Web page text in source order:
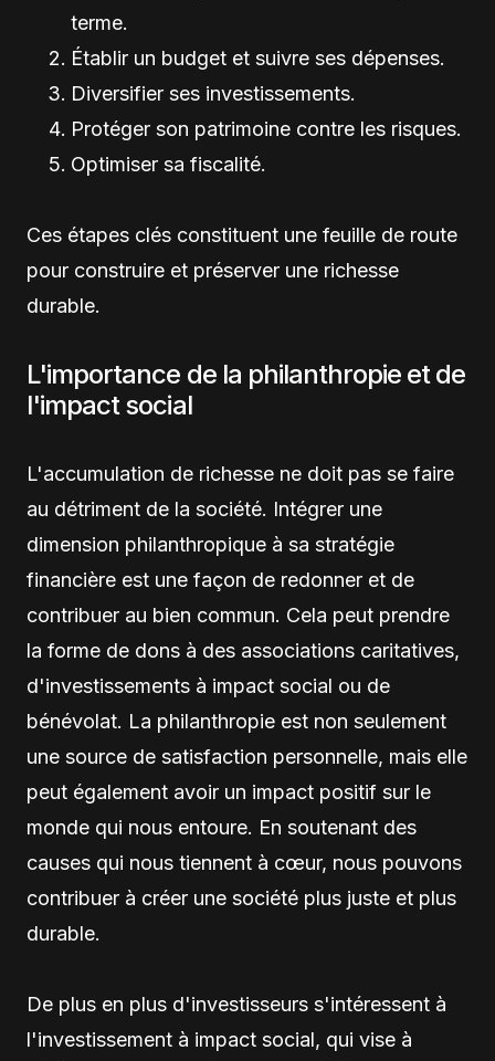
terme.
Établir un budget et suivre ses dépenses.
Diversifier ses investissements.
Protéger son patrimoine contre les risques.
Optimiser sa fiscalité.
Ces étapes clés constituent une feuille de route
pour construire et préserver une richesse
durable.
L'importance de la philanthropie et de
l'impact social
L'accumulation de richesse ne doit pas se faire
au détriment de la société. Intégrer une
dimension philanthropique à sa stratégie
financière est une façon de redonner et de
contribuer au bien commun. Cela peut prendre
la forme de dons à des associations caritatives,
d'investissements à impact social ou de
bénévolat. La philanthropie est non seulement
une source de satisfaction personnelle, mais elle
peut également avoir un impact positif sur le
monde qui nous entoure. En soutenant des
causes qui nous tiennent à cœur, nous pouvons
contribuer à créer une société plus juste et plus
durable.
De plus en plus d'investisseurs s'intéressent à
l'investissement à impact social, qui vise à